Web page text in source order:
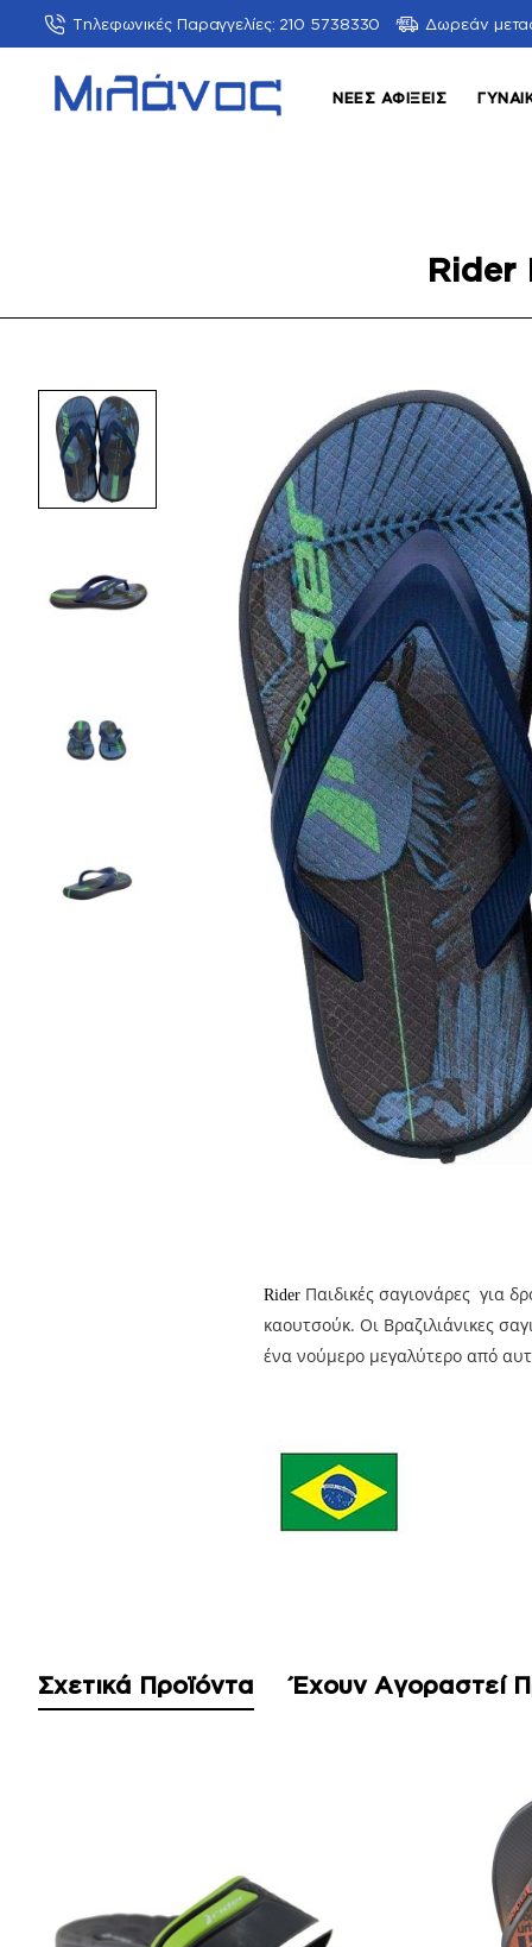
Τηλεφωνικές Παραγγελίες: 210 5738330 Δωρεάν
ΝΈΕΣ ΑΦΊΞΕΙΣ
Rider
Rider Παιδικές σαγιονάρες για
καουτσούκ. Οι Βραζιλιάνικες
ένα νούμερο μεγαλύτερο από
Σχετικά Προϊόντα Έχουν Αγοραστεί